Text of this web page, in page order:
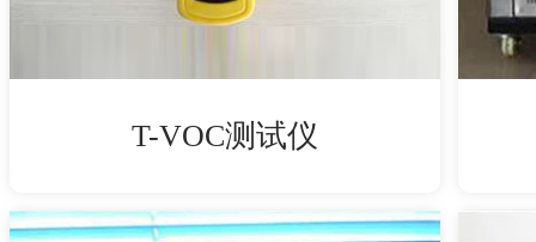
T-VOC测试仪